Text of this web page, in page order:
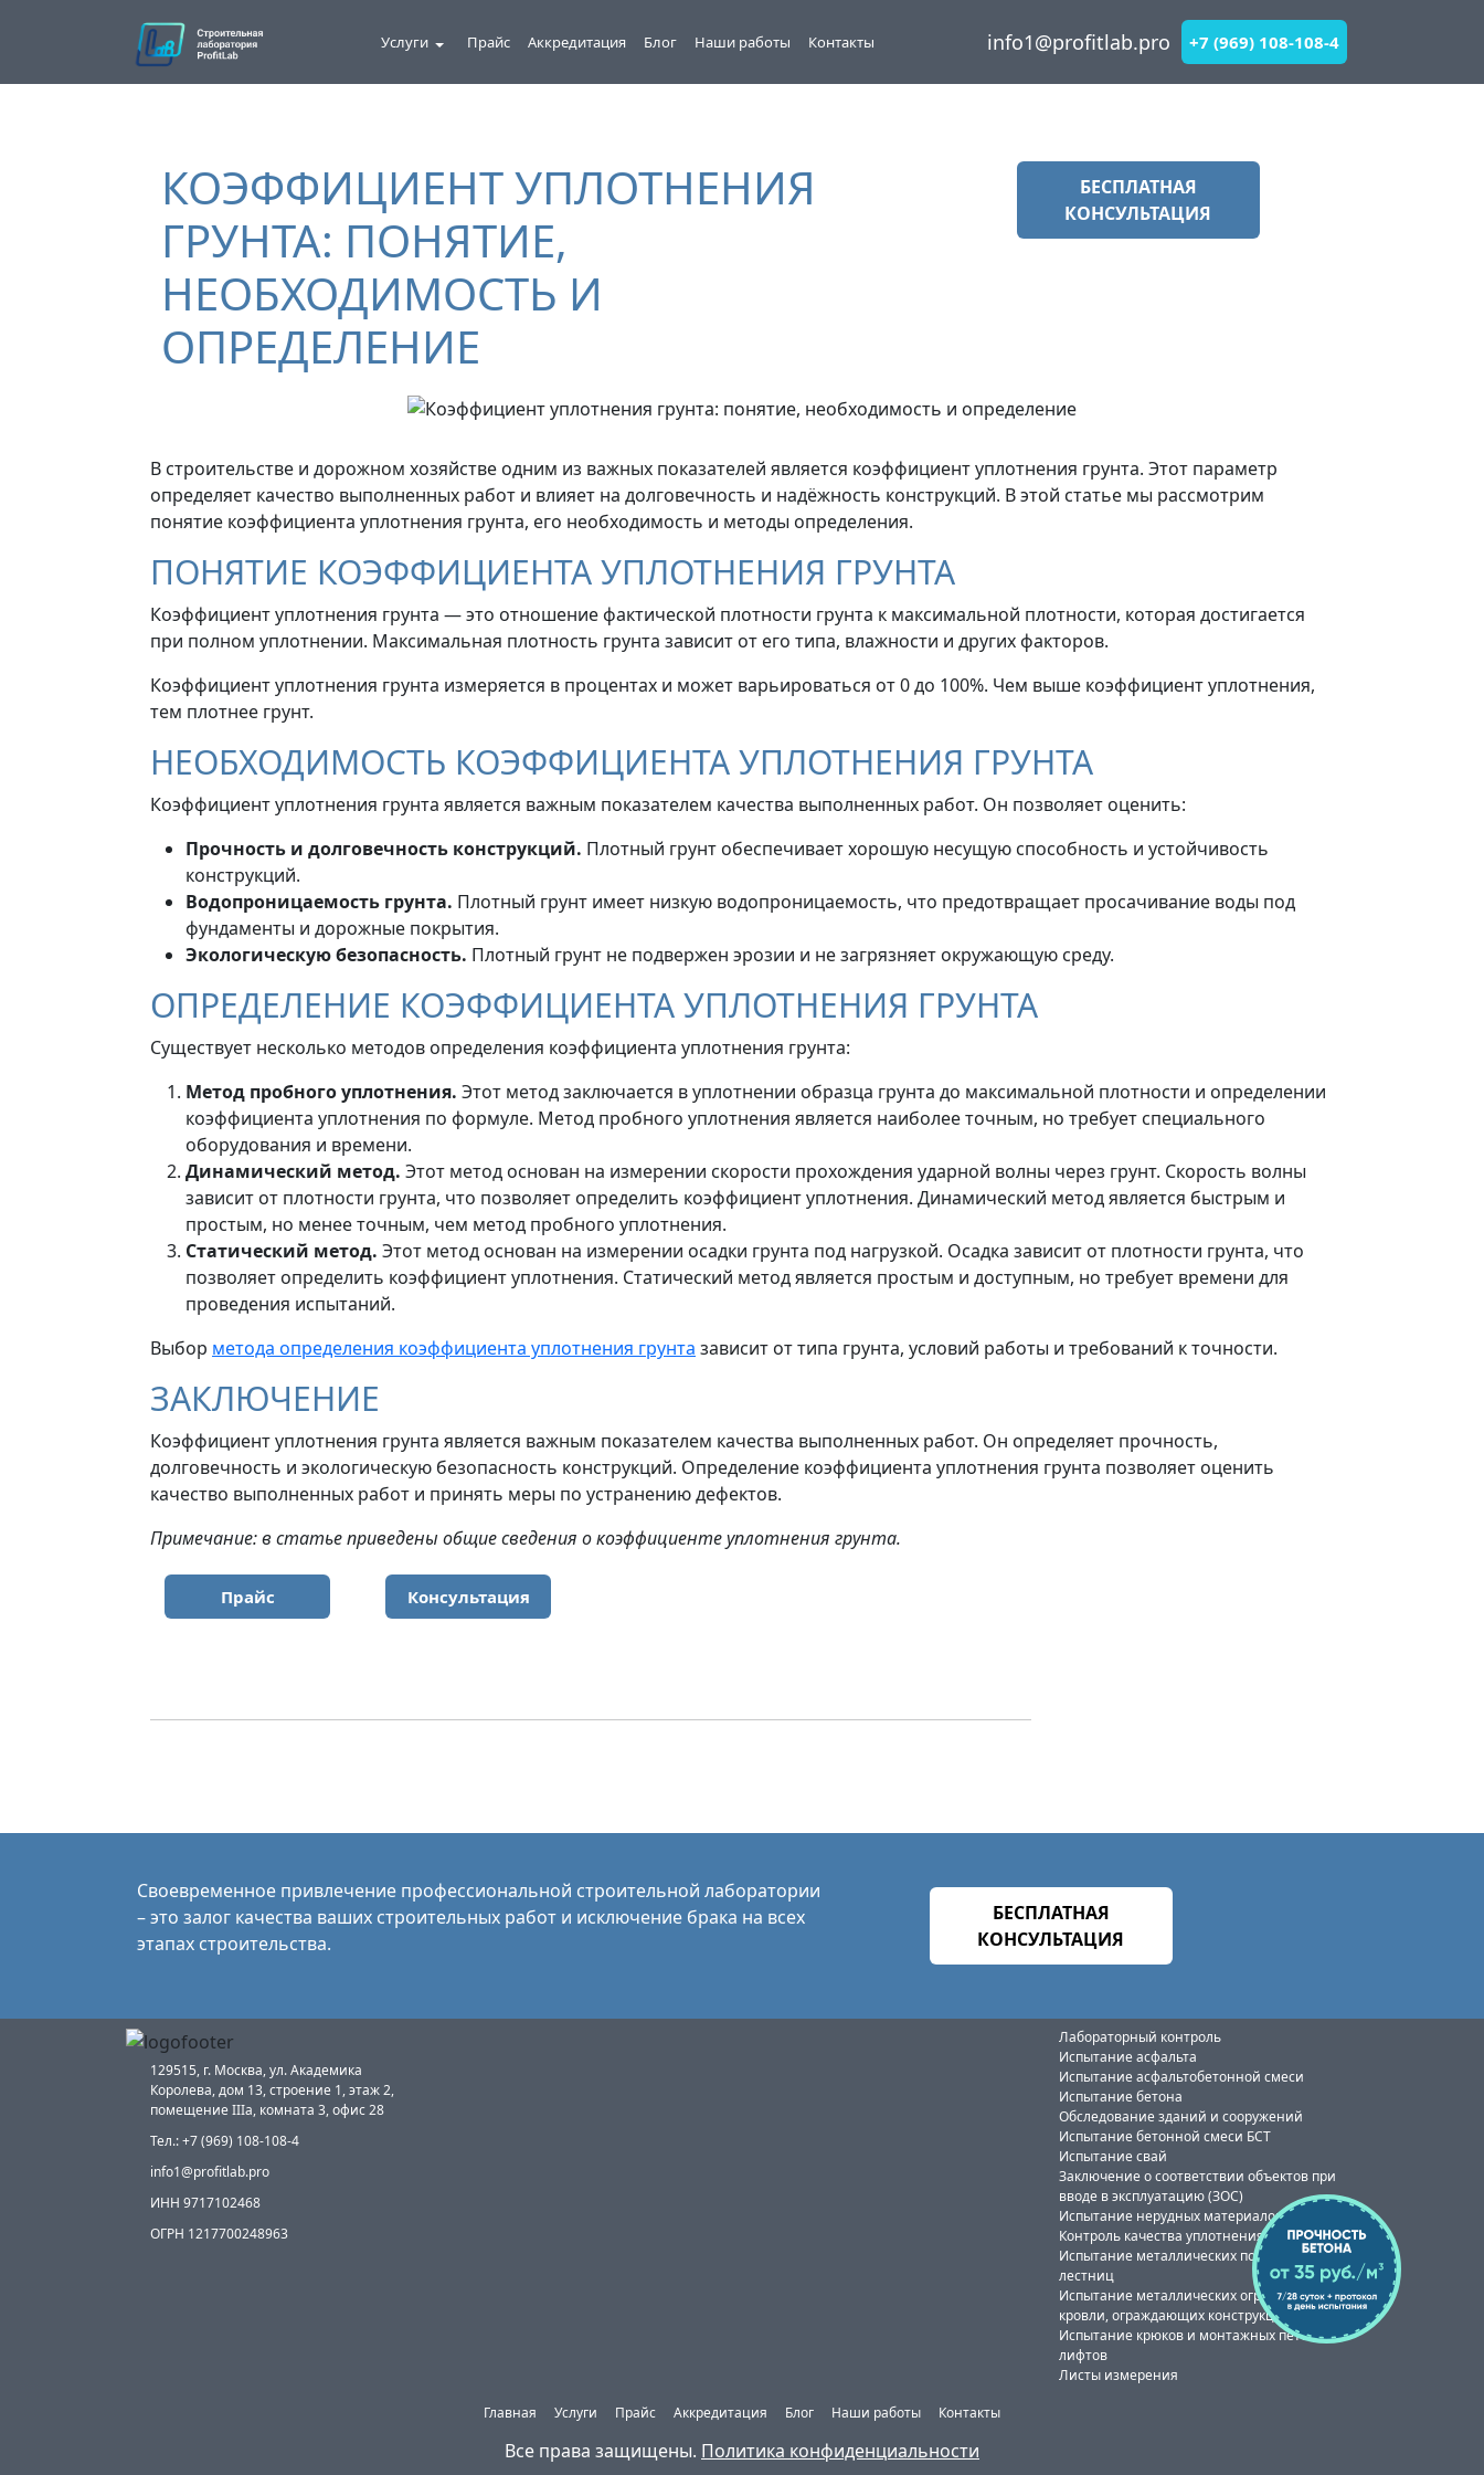
Услуги Прайс Аккредитация Блог Наши работы Контакты info1@profitlab.pro +7 (969) 108-108-4
КОЭФФИЦИЕНТ УПЛОТНЕНИЯ
ГРУНТА: ПОНЯТИЕ,
НЕОБХОДИМОСТЬ И
ОПРЕДЕЛЕНИЕ
БЕСПЛАТНАЯ
КОНСУЛЬТАЦИЯ
В строительстве и дорожном хозяйстве одним из важных показателей является коэффициент уплотнения грунта. Этот параметр
определяет качество выполненных работ и влияет на долговечность и надёжность конструкций. В этой статье мы рассмотрим
понятие коэффициента уплотнения грунта, его необходимость и методы определения.
ПОНЯТИЕ КОЭФФИЦИЕНТА УПЛОТНЕНИЯ ГРУНТА
Коэффициент уплотнения грунта — это отношение фактической плотности грунта к максимальной плотности, которая достигается
при полном уплотнении. Максимальная плотность грунта зависит от его типа, влажности и других факторов.
Коэффициент уплотнения грунта измеряется в процентах и может варьироваться от 0 до 100%. Чем выше коэффициент уплотнения,
тем плотнее грунт.
НЕОБХОДИМОСТЬ КОЭФФИЦИЕНТА УПЛОТНЕНИЯ ГРУНТА
Коэффициент уплотнения грунта является важным показателем качества выполненных работ. Он позволяет оценить:
Прочность и долговечность конструкций. Плотный грунт обеспечивает хорошую несущую способность и устойчивость
конструкций.
Водопроницаемость грунта. Плотный грунт имеет низкую водопроницаемость, что предотвращает просачивание воды под
фундаменты и дорожные покрытия.
Экологическую безопасность. Плотный грунт не подвержен эрозии и не загрязняет окружающую среду.
ОПРЕДЕЛЕНИЕ КОЭФФИЦИЕНТА УПЛОТНЕНИЯ ГРУНТА
Существует несколько методов определения коэффициента уплотнения грунта:
Метод пробного уплотнения. Этот метод заключается в уплотнении образца грунта до максимальной плотности и определении
коэффициента уплотнения по формуле. Метод пробного уплотнения является наиболее точным, но требует специального
оборудования и времени.
Динамический метод. Этот метод основан на измерении скорости прохождения ударной волны через грунт. Скорость волны
зависит от плотности грунта, что позволяет определить коэффициент уплотнения. Динамический метод является быстрым и
простым, но менее точным, чем метод пробного уплотнения.
Статический метод. Этот метод основан на измерении осадки грунта под нагрузкой. Осадка зависит от плотности грунта, что
позволяет определить коэффициент уплотнения. Статический метод является простым и доступным, но требует времени для
проведения испытаний.
Выбор метода определения коэффициента уплотнения грунта зависит от типа грунта, условий работы и требований к точности.
ЗАКЛЮЧЕНИЕ
Коэффициент уплотнения грунта является важным показателем качества выполненных работ. Он определяет прочность,
долговечность и экологическую безопасность конструкций. Определение коэффициента уплотнения грунта позволяет оценить
качество выполненных работ и принять меры по устранению дефектов.
Примечание: в статье приведены общие сведения о коэффициенте уплотнения грунта.
Прайс Консультация
Своевременное привлечение профессиональной строительной лаборатории
– это залог качества ваших строительных работ и исключение брака на всех
этапах строительства.
БЕСПЛАТНАЯ
КОНСУЛЬТАЦИЯ
129515, г. Москва, ул. Академика
Королева, дом 13, строение 1, этаж 2,
помещение IIIа, комната 3, офис 28
Тел.: +7 (969) 108-108-4
info1@profitlab.pro
ИНН 9717102468
ОГРН 1217700248963
Лабораторный контроль
Испытание асфальта
Испытание асфальтобетонной смеси
Испытание бетона
Обследование зданий и сооружений
Испытание бетонной смеси БСТ
Испытание свай
Заключение о соответствии объектов при
вводе в эксплуатацию (ЗОС)
Испытание нерудных материалов
Контроль качества уплотнения
Испытание металлических пожарных
лестниц
Испытание металлических ограждений
кровли, ограждающих конструкций
Испытание крюков и монтажных петель
лифтов
Листы измерения
Главная
Услуги Прайс Аккредитация Блог Наши работы Контакты
Все права защищены. Политика конфиденциальности